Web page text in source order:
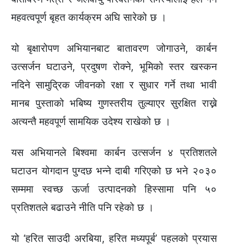
महवत्वपूर्ण बृहत कार्यक्रम अघि सारेको छ ।
यो बृक्षारोपण अभियानबाट बातावरण जोगाउने, कार्बन
उत्सर्जन घटाउने, प्रदुषण रोक्ने, भूमिको स्तर खस्कन
नदिने सामुद्रिक जीवनको रक्षा र सुधार गर्ने तथा भावी
मानब पुस्ताको भबिष्य गुणस्तरीय तुल्याएर सुरक्षित राख्ने
अत्यन्तै महवपूर्ण सामयिक उदेश्य राखेको छ ।
यस अभियानले बिश्वमा कार्बन उत्सर्जन ४ प्रतिशतले
घटाउन योगदान पुग्दछ भन्ने दाबी गरिएको छ भने २०३०
सम्ममा स्वच्छ ऊर्जा उत्पादनको हिस्सामा पनि ५०
प्रतिशतले बढाउने नीति पनि रहेको छ ।
यो ‘हरित साउदी अरबिया, हरित मध्यपूर्ब’ पहलको प्रयास